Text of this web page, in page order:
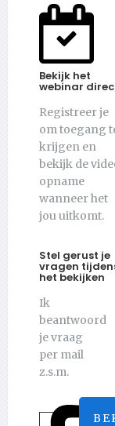
Bekijk het
webinar
Registreer je
om toegang
krijgen en
bekijk de
opname
wanneer het
jou uitkomt.
Stel gerust je
vragen
het bekijken
Ik
beantwoord
je vraag
per mail
z.s.m.